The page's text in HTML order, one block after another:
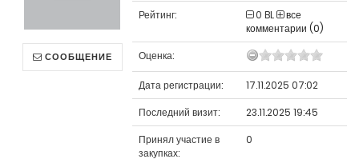
СООБЩЕНИЕ
Рейтинг:
0 BL
все
комментарии (0)
Оценка:
Дата регистрации:
17.11.2025 07:02
Последний визит:
23.11.2025 19:45
Принял участие в
закупках:
0